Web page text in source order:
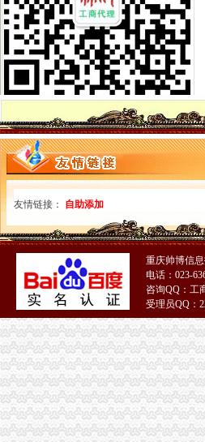
【加洲七街健身卡两年卡,2014年6月办的,
加洲光3月29日举办多层现房大型让利活动
世检检测优惠专业办理电热毯SAA认证
2018北美洲旅游攻略,北美洲自由行攻略,马
2018北美洲旅游攻略,北美洲自由行攻略,
万事通_新浪新闻
[求助]我老婆发了疯似的要去美国当护士,
舞台、电视、电影、摄影（室内外）灯具
外高桥办理加洲啤酒进口手续公司/进口啤
毛布牢度检测/加洲65检测报告办理-钱眼商
加洲光新动态：3月29日加州光举办多层
C级电梯维保资质办理,应城电梯维保资质如
中方县成立“农投”公司葡萄产业跃上新台阶
【全季酒店（厦门会展中心莲前东路店）
美国东西海岸11日跟团游_春节旅游_春节
供应低价快速办理无线产品型号核准、无
如何办理俄罗斯一年的GOST认证请联系
【食品办理产品标准备案在哪里办理】价
关于做好1263户外商投资企业被依法吊销
关于做好1263户外商投资企业被依法吊销
加洲办执照
欧洲总裁办公行政书人才|欧洲总裁办公行
欧洲行政综合管理办公主任人才|欧洲行政
[转载]美国症专家雷久南博士:身心灵整体
友情链接： 自助添加
重庆帅博信
电话：023-
咨询QQ：工
受理员QQ：
51La